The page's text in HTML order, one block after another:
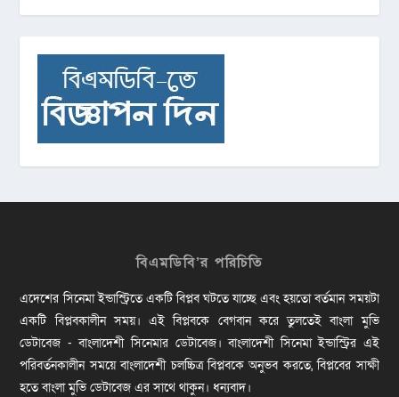
বিএমডিবি’র পরিচিতি
এদেশের সিনেমা ইন্ডাস্ট্রিতে একটি বিপ্লব ঘটতে যাচ্ছে এবং হয়তো বর্তমান সময়টা
একটি বিপ্লবকালীন সময়। এই বিপ্লবকে বেগবান করে তুলতেই বাংলা মুভি
ডেটাবেজ - বাংলাদেশী সিনেমার ডেটাবেজ। বাংলাদেশী সিনেমা ইন্ডাস্ট্রির এই
পরিবর্তনকালীন সময়ে বাংলাদেশী চলচ্চিত্র বিপ্লবকে অনুভব করতে, বিপ্লবের সাক্ষী
হতে বাংলা মুভি ডেটাবেজ এর সাথে থাকুন। ধন্যবাদ।